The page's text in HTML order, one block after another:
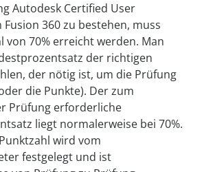
Autodesk Certified User
360 zu bestehen, muss
von 70% erreicht werden. Man
der richtigen
der nötig ist, um die Prüfung
die Punkte). Der zum
Prüfung erforderliche
liegt normalerweise bei 70%.
wird vom
festgelegt und ist